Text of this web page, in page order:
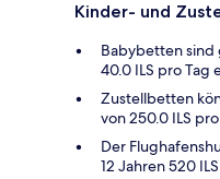
Kinder- und
Babybetten sind
40.0 ILS pro Tag
Zustellbetten
von 250.0 ILS
Der
12 Jahren 520